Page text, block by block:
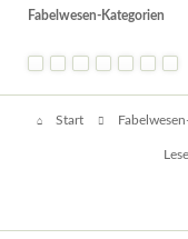
-
Gelegenheiten
Fabelwesen-Kategorien
Start